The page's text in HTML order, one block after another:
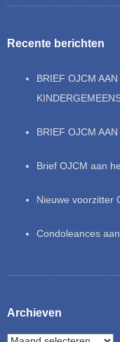
Recente berichten
BRIEF OJCM
BRIEF OJCM
Brief OJCM aan
Nieuwe voorzitter
Condoleances
Archieven